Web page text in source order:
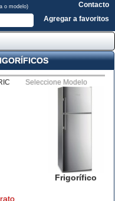
o modelo)
Contacto
Agregar a favoritos
Seleccione Modelo
Frigorífico